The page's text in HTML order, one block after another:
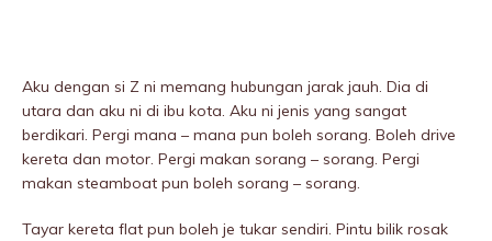
Aku dengan si Z ni memang hubungan jarak jauh. Dia di
utara dan aku ni di ibu kota. Aku ni jenis yang sangat
berdikari. Pergi mana – mana pun boleh sorang. Boleh drive
kereta dan motor. Pergi makan sorang – sorang. Pergi
makan steamboat pun boleh sorang – sorang.
Tayar kereta flat pun boleh je tukar sendiri. Pintu bilik rosak